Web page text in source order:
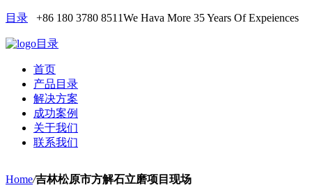
目录 +86 180 3780 8511We Hava More 35 Years Of Expeiences
目录
首页
产品目录
解决方案
成功案例
关于我们
联系我们
Home/吉林松原市方解石立磨项目现场